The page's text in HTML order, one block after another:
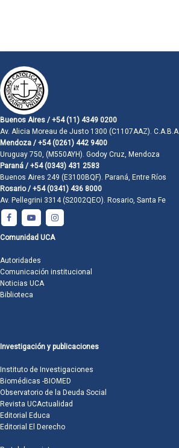
Buenos Aires / +54 (11) 4349 0200
Av. Alicia Moreau de Justo 1300 (C1107AAZ). C.A.B.A.
Mendoza / +54 (0261) 442 9400
Uruguay 750, (M550AYH). Godoy Cruz, Mendoza
Paraná / +54 (0343) 431 2583
Buenos Aires 249 (E3100BQF). Paraná, Entre Ríos
Rosario / +54 (0341) 436 8000
Av. Pellegrini 3314 (S2002QEO). Rosario, Santa Fe
Comunidad UCA
Autoridades
Comunicación institucional
Noticias UCA
Biblioteca
Investigación y publicaciones
Instituto de Investigaciones
Biomédicas -BIOMED
Observatorio de la Deuda Social
Revista UCActualidad
Editorial Educa
Editorial El Derecho